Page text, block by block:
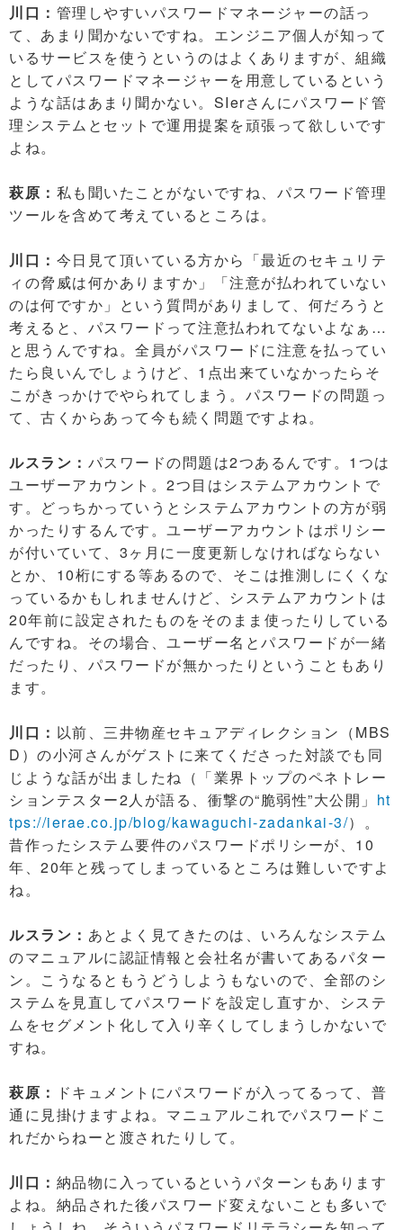
川口： 管理しやすいパスワードマネージャーの話っ
て、あまり聞かないですね。エンジニア個人が知って
いるサービスを使うというのはよくありますが、組織
としてパスワードマネージャーを用意しているという
ような話はあまり聞かない。SIerさんにパスワード管
理システムとセットで運用提案を頑張って欲しいです
よね。
萩原： 私も聞いたことがないですね、パスワード管理
ツールを含めて考えているところは。
川口： 今日見て頂いている方から「最近のセキュリテ
ィの脅威は何かありますか」「注意が払われていない
のは何ですか」という質問がありまして、何だろうと
考えると、パスワードって注意払われてないよなぁ…
と思うんですね。全員がパスワードに注意を払ってい
たら良いんでしょうけど、1点出来ていなかったらそ
こがきっかけでやられてしまう。パスワードの問題っ
て、古くからあって今も続く問題ですよね。
ルスラン： パスワードの問題は2つあるんです。1つは
ユーザーアカウント。2つ目はシステムアカウントで
す。どっちかっていうとシステムアカウントの方が弱
かったりするんです。ユーザーアカウントはポリシー
が付いていて、3ヶ月に一度更新しなければならない
とか、10桁にする等あるので、そこは推測しにくくな
っているかもしれませんけど、システムアカウントは
20年前に設定されたものをそのまま使ったりしている
んですね。その場合、ユーザー名とパスワードが一緒
だったり、パスワードが無かったりということもあり
ます。
川口： 以前、三井物産セキュアディレクション（MBS
D）の小河さんがゲストに来てくださった対談でも同
じような話が出ましたね（「業界トップのペネトレー
ションテスター2人が語る、衝撃の“脆弱性”大公開」 ht
tps://ierae.co.jp/blog/kawaguchi-zadankai-3/）。
昔作ったシステム要件のパスワードポリシーが、10
年、20年と残ってしまっているところは難しいですよ
ね。
ルスラン： あとよく見てきたのは、いろんなシステム
のマニュアルに認証情報と会社名が書いてあるパター
ン。こうなるともうどうしようもないので、全部のシ
ステムを見直してパスワードを設定し直すか、システ
ムをセグメント化して入り辛くしてしまうしかないで
すね。
萩原： ドキュメントにパスワードが入ってるって、普
通に見掛けますよね。マニュアルこれでパスワードこ
れだからねーと渡されたりして。
川口： 納品物に入っているというパターンもあります
よね。納品された後パスワード変えないことも多いで